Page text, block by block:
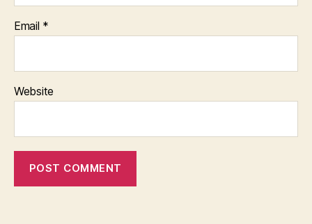
Email *
Website